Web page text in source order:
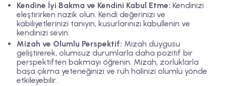
Kendine İyi Bakma ve Kendini Kabul Etme: Kendinizi
eleştirirken nazik olun. Kendi değerinizi ve
kabiliyetlerinizi tanıyın, kusurlarınızı kabullenin ve
kendinizi sevin.
Mizah ve Olumlu Perspektif: Mizah duygusu
geliştirerek, olumsuz durumlarla daha pozitif bir
perspektiften bakmayı öğrenin. Mizah, zorluklarla
başa çıkma yeteneğinizi ve ruh halinizi olumlu yönde
etkileyebilir.